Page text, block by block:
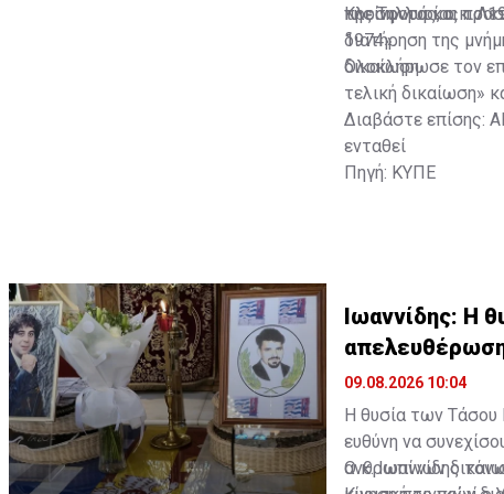
της Τηλλυρίας το
1974».
προσφορά και
Κλείνοντας, ο κ.
διατήρηση της
δικαίωση.
Ολοκλήρωσε τον
τελική δικαίωση»
Διαβάστε επίσης:
ενταθεί
Πηγή: ΚΥΠΕ
Ιωαννίδης: Η
09.08.2026 10:04
Η θυσία των Τάσου
ευθύνη να
ανθρωπίνων
Ο κ. Ιωαννίδης